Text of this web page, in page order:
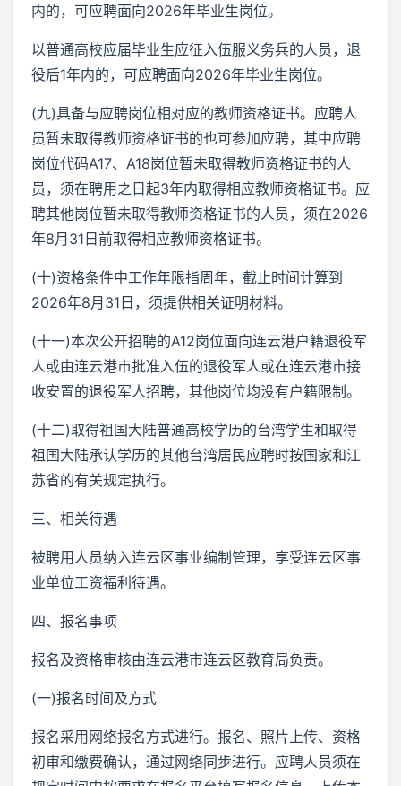
内的，可应聘面向2026年毕业生岗位。
以普通高校应届毕业生应征入伍服义务兵的人员，退
役后1年内的，可应聘面向2026年毕业生岗位。
(九)具备与应聘岗位相对应的教师资格证书。应聘人
员暂未取得教师资格证书的也可参加应聘，其中应聘
岗位代码A17、A18岗位暂未取得教师资格证书的人
员，须在聘用之日起3年内取得相应教师资格证书。应
聘其他岗位暂未取得教师资格证书的人员，须在2026
年8月31日前取得相应教师资格证书。
(十)资格条件中工作年限指周年，截止时间计算到
2026年8月31日，须提供相关证明材料。
(十一)本次公开招聘的A12岗位面向连云港户籍退役军
人或由连云港市批准入伍的退役军人或在连云港市接
收安置的退役军人招聘，其他岗位均没有户籍限制。
(十二)取得祖国大陆普通高校学历的台湾学生和取得
祖国大陆承认学历的其他台湾居民应聘时按国家和江
苏省的有关规定执行。
三、相关待遇
被聘用人员纳入连云区事业编制管理，享受连云区事
业单位工资福利待遇。
四、报名事项
报名及资格审核由连云港市连云区教育局负责。
(一)报名时间及方式
报名采用网络报名方式进行。报名、照片上传、资格
初审和缴费确认，通过网络同步进行。应聘人员须在